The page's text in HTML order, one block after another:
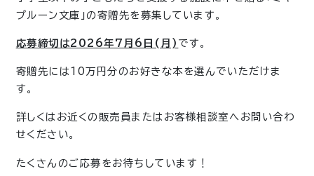
プルーン文庫」の寄贈先を募集しています。
応募締切は2026年7月6日(月) です。
寄贈先には10万円分のお好きな本を選んでいただけま
す。
詳しくはお近くの販売員またはお客様相談室へお問い合わ
せください。
たくさんのご応募をお待ちしています！